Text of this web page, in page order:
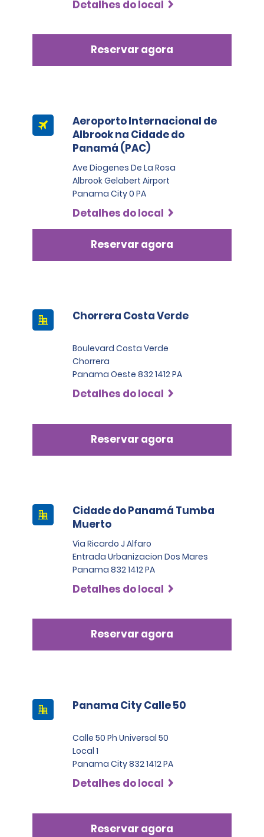
Detalhes do local
Reservar agora
Aeroporto Internacional de
Albrook na Cidade do
Panamá (PAC)
Ave Diogenes De La Rosa
Albrook Gelabert Airport
Panama City 0 PA
Detalhes do local
Reservar agora
Chorrera Costa Verde
Boulevard Costa Verde
Chorrera
Panama Oeste 832 1412 PA
Detalhes do local
Reservar agora
Cidade do Panamá Tumba
Muerto
Via Ricardo J Alfaro
Entrada Urbanizacion Dos Mares
Panama 832 1412 PA
Detalhes do local
Reservar agora
Panama City Calle 50
Calle 50 Ph Universal 50
Local 1
Panama City 832 1412 PA
Detalhes do local
Reservar agora